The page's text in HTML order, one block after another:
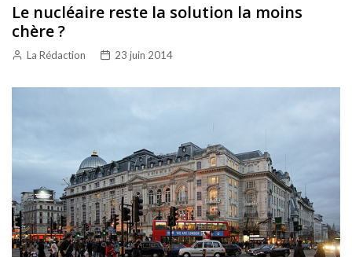
Le nucléaire reste la solution la moins
chère ?
La Rédaction 23 juin 2014